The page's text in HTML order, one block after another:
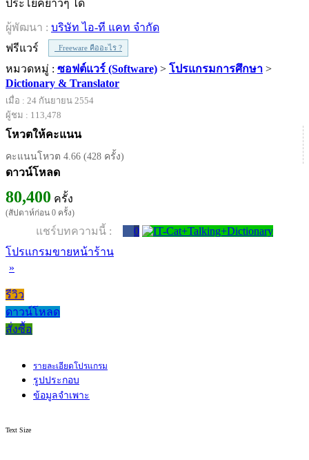
ประโยคยาวๆ ได้
ผู้พัฒนา : บริษัท ไอ-ที แคท จำกัด
ฟรีแวร์
Freeware คืออะไร ?
หมวดหมู่ : ซอฟต์แวร์ (Software) > โปรแกรมการศึกษา >
Dictionary & Translator
เมื่อ : 24 กันยายน 2554
ผู้ชม : 113,478
โหวตให้คะแนน
คะแนนโหวต 4.66 (428 ครั้ง)
ดาวน์โหลด
80,400 ครั้ง
(สัปดาห์ก่อน 0 ครั้ง)
แชร์บทความนี้ :
0
โปรแกรมขายหน้าร้าน
»
รีวิว
ดาวน์โหลด
สั่งซื้อ
รายละเอียดโปรแกรม
รูปประกอบ
ข้อมูลจำเพาะ
Text Size